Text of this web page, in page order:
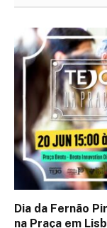
Dia da Fernão
na Praça em